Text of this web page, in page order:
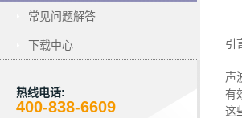
常见问题解答
下载中心
热线电话:
400-838-6609
引
声
有
这